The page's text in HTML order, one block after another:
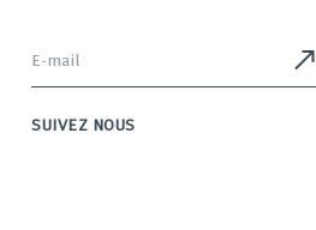
SUIVEZ NOUS